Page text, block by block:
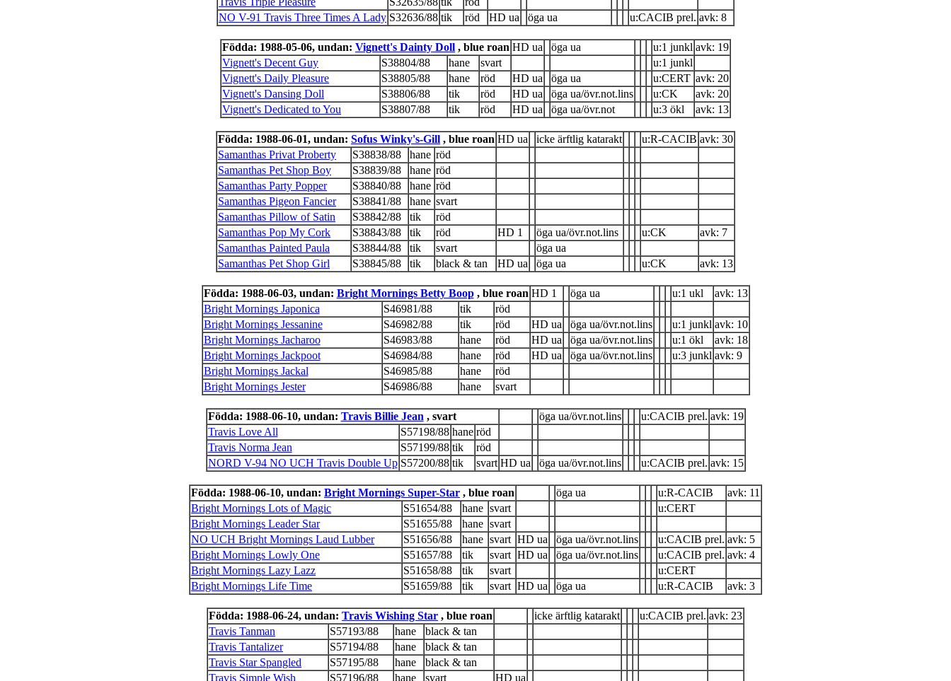
NO V-91 Travis Three Times A Lady S32636/88 tik röd HD ua öga ua u:CACIB prel. avk: 8
Födda: 1988-05-06, undan: Vignett's Dainty Doll , blue roan HD ua öga ua u:1 junkl avk: 19
Vignett's Decent Guy
S38804/88 hane svart
u:1 junkl
Vignett's Daily Pleasure
S38805/88 hane röd HD ua öga ua u:CERT avk: 20
Vignett's Dansing Doll
S38806/88 tik röd HD ua öga ua/övr.not.lins u:CK
avk: 20
Vignett's Dedicated to You
S38807/88 tik röd HD ua öga ua/övr.not u:3 ökl avk: 13
Födda: 1988-06-01, undan: Sofus Winky's-Gill , blue roan HD ua icke ärftlig katarakt u:R-CACIB avk: 30
Samanthas Privat Proberty
S38838/88 hane röd
Samanthas Pet Shop Boy
S38839/88 hane röd
Samanthas Party Popper
S38840/88 hane röd
Samanthas Pigeon Fancier
S38841/88 hane svart
Samanthas Pillow of Satin
S38842/88 tik
röd
Samanthas Pop My Cork
S38843/88 tik röd HD 1 öga ua/övr.not.lins u:CK
avk: 7
Samanthas Painted Paula
S38844/88 tik svart
öga ua
Samanthas Pet Shop Girl
S38845/88 tik black & tan HD ua öga ua u:CK avk: 13
Födda: 1988-06-03, undan: Bright Mornings Betty Boop, blue roan HD 1 öga ua u:1 ukl
avk: 13
Bright Mornings Japonica
S46981/88 tik
röd
Bright Mornings Jessanine
S46982/88 tik röd HD ua öga ua/övr.not.lins u:1 junkl avk: 10
Bright Mornings Jacharoo
S46983/88 hane röd HD ua öga ua/övr.not.lins u:1 ökl
avk: 18
Bright Mornings Jackpoot
S46984/88 hane röd HD ua öga ua/övr.not.lins u:3 junkl avk: 9
Bright Mornings Jackal
S46985/88 hane
röd
Bright Mornings Jester
S46986/88 hane svart
Födda: 1988-06-10, undan: Travis Billie Jean , svart öga ua/övr.not.lins u:CACIB prel. avk: 19
Travis Love All
S57198/88 hane röd
Travis Norma Jean
S57199/88 tik
röd
NORD V-94 NO UCH Travis Double Up S57200/88 tik svart HD ua öga ua/övr.not.lins u:CACIB prel. avk: 15
Födda: 1988-06-10, undan: Bright Mornings Super-Star , blue roan öga ua u:R-CACIB
avk: 11
Bright Mornings Lots of Magic
S51654/88 hane svart
u:CERT
Bright Mornings Leader Star
S51655/88 hane svart
NO UCH Bright Mornings Laud Lubber
S51656/88 hane svart HD ua öga ua/övr.not.lins u:CACIB prel. avk: 5
Bright Mornings Lowly One
S51657/88 tik svart HD ua öga ua/övr.not.lins u:CACIB prel. avk: 4
Bright Mornings Lazy Lazz
S51658/88 tik svart
u:CERT
Bright Mornings Life Time
S51659/88 tik svart HD ua öga ua u:R-CACIB avk: 3
Födda: 1988-06-24, undan: Travis Wishing Star , blue roan icke ärftlig katarakt u:CACIB prel. avk: 23
Travis Tanman
S57193/88 hane
black & tan
Travis Tantalizer
S57194/88 hane
black & tan
Travis Star Spangled
S57195/88 hane
black & tan
Travis Simple Wish
S57196/88 hane svart
HD ua